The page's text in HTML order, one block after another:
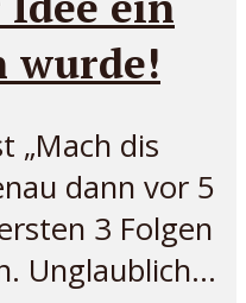
wurde!
„Mach dis
dann vor 5
3 Folgen
Unglaublich...